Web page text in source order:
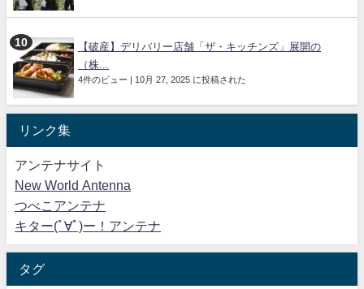
【破産】デリバリー店舗「ザ・キッチンズ」展開の
（株...
4件のビュー | 10月 27, 2025 に投稿された
リンク集
アンテナサイト
New World Antenna
つべこアンテナ
キター(ﾟ∀ﾟ)ー！アンテナ
タグ